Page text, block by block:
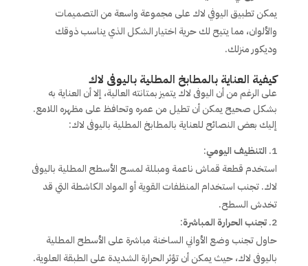
يمكن تطبيق اليوفي لاك على مجموعة واسعة من التصميمات
والألوان، مما يتيح لك حرية اختيار الشكل الذي يناسب ذوقك
وديكور منزلك.
كيفية العناية بالمطابخ المطلية باليوفى لاك
على الرغم من أن اليوفى لاك يتميز بمتانته العالية، إلا أن العناية به
بشكل صحيح يمكن أن تطيل من عمره وتحافظ على مظهره اللامع.
إليك بعض النصائح للعناية بالمطابخ المطلية باليوفى لاك:
التنظيف اليومي:
استخدم قطعة قماش ناعمة ومبللة لمسح الأسطح المطلية باليوفى
لاك. تجنب استخدام المنظفات القوية أو المواد الكاشطة التي قد
تخدش السطح.
تجنب الحرارة المباشرة:
حاول تجنب وضع الأواني الساخنة مباشرة على الأسطح المطلية
باليوفى لاك، حيث يمكن أن تؤثر الحرارة الشديدة على الطبقة العلوية.